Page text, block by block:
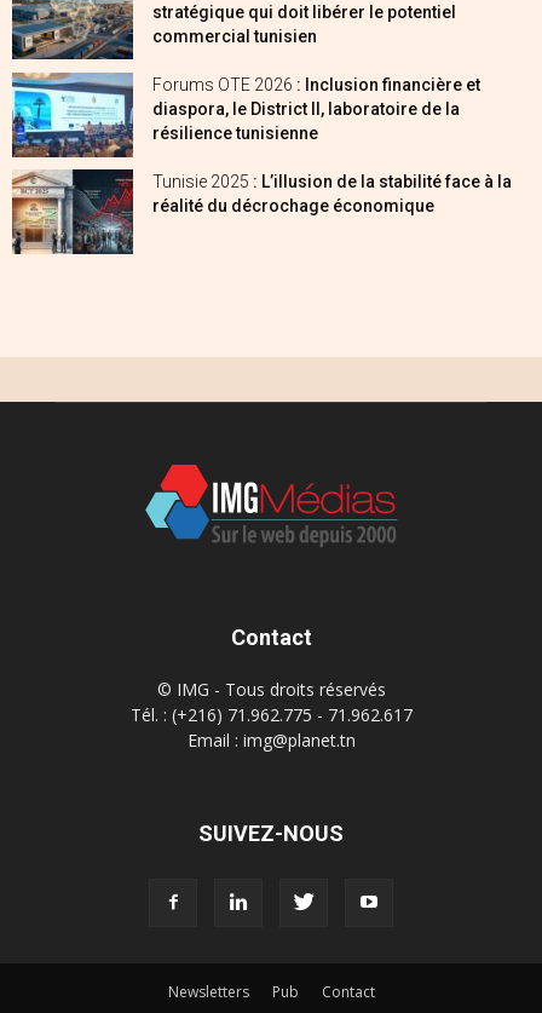
stratégique qui doit libérer le potentiel
commercial tunisien
Forums OTE 2026 : Inclusion financière et
diaspora, le District II, laboratoire de la
résilience tunisienne
Tunisie 2025 : L’illusion de la stabilité face à la
réalité du décrochage économique
Contact
© IMG - Tous droits réservés
Tél. : (+216) 71.962.775 - 71.962.617
Email : img@planet.tn
SUIVEZ-NOUS
Newsletters Pub Contact